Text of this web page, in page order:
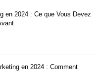
en 2024 : Ce que Vous Devez
en 2024 : Comment